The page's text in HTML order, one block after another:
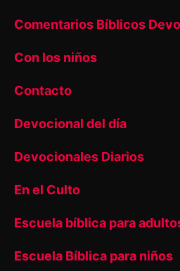
Comentarios Bíblicos
Con los niños
Contacto
Devocional del día
Devocionales Diarios
En el Culto
Escuela bíblica para
Escuela Bíblica para niños